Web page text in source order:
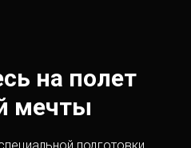
на полет
мечты